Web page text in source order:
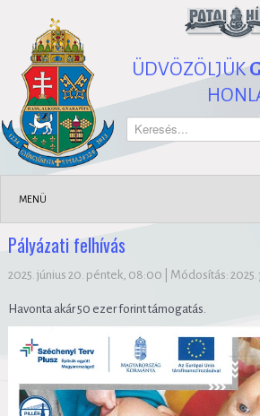
ÜDVÖZÖLJÜK
Keresés...
MENÜ
Pályázati felhívás
2025. június 20. péntek, 08:00 Módosítás:
Havonta akár 50 ezer forint támogatás.